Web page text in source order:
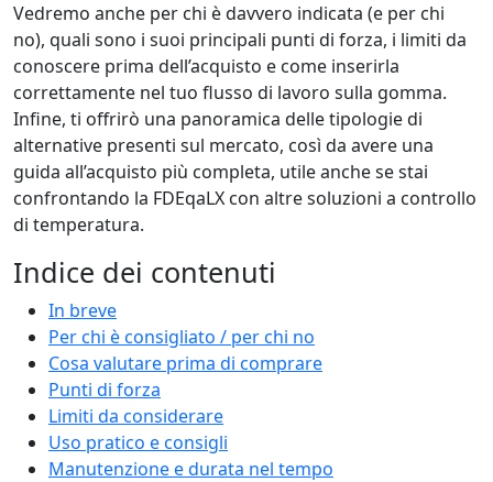
Vedremo anche per chi è davvero indicata (e per chi
no), quali sono i suoi principali punti di forza, i limiti da
conoscere prima dell’acquisto e come inserirla
correttamente nel tuo flusso di lavoro sulla gomma.
Infine, ti offrirò una panoramica delle tipologie di
alternative presenti sul mercato, così da avere una
guida all’acquisto più completa, utile anche se stai
confrontando la FDEqaLX con altre soluzioni a controllo
di temperatura.
Indice dei contenuti
In breve
Per chi è consigliato / per chi no
Cosa valutare prima di comprare
Punti di forza
Limiti da considerare
Uso pratico e consigli
Manutenzione e durata nel tempo